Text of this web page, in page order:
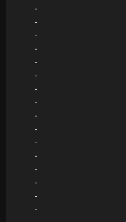
-
-
-
-
-
-
-
-
-
-
-
-
-
-
-
-